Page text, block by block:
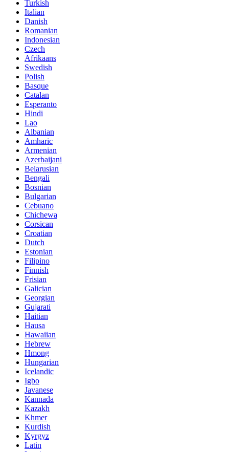
Turkish
Italian
Danish
Romanian
Indonesian
Czech
Afrikaans
Swedish
Polish
Basque
Catalan
Esperanto
Hindi
Lao
Albanian
Amharic
Armenian
Azerbaijani
Belarusian
Bengali
Bosnian
Bulgarian
Cebuano
Chichewa
Corsican
Croatian
Dutch
Estonian
Filipino
Finnish
Frisian
Galician
Georgian
Gujarati
Haitian
Hausa
Hawaiian
Hebrew
Hmong
Hungarian
Icelandic
Igbo
Javanese
Kannada
Kazakh
Khmer
Kurdish
Kyrgyz
Latin